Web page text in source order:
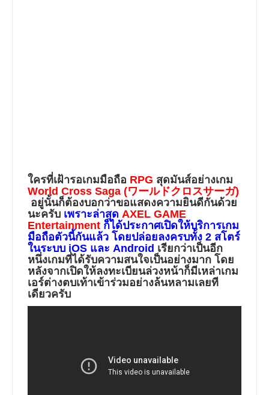
ใครที่เฝ้ารอเกมมือถือ RPG สุดมันส์อย่างเกม
World Cross Saga (ワールドクロスサーガ)
อยู่นั้นก็ต้องบอกว่าขอแสดงความยินดีกันด้วย
นะครับ เพราะล่าสุด AXEL GAME
Entertainment ก็ได้ประกาศเปิดให้บริการเกม
มือถือตัวนี้กันแล้ว โดยปล่อยลงครบทั้ง 2 สโตร์
ในระบบ iOS และ Android เรียกว่าเป็นอีก
หนึ่งเกมที่ได้รับความสนใจเป็นอย่างมาก โดย
หลังจากเปิดให้ลงทะเบียนล่วงหน้าก็มีเหล่าเกม
เอร์ต่างตบเท้าเข้าร่วมอย่างล้นหลามเลยที
เดียวครับ